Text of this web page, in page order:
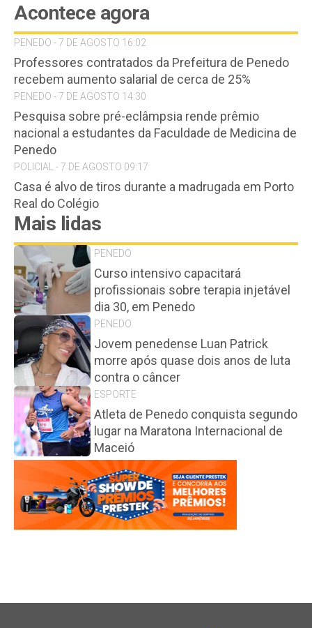
Acontece agora
PENEDO - 7 DE AGOSTO 16:02
Professores contratados da Prefeitura de Penedo
recebem aumento salarial de cerca de 25%
PENEDO - 7 DE AGOSTO 14:30
Pesquisa sobre pré-eclâmpsia rende prêmio
nacional a estudantes da Faculdade de Medicina de
Penedo
POLICIAL - 7 DE AGOSTO 09:17
Casa é alvo de tiros durante a madrugada em Porto
Real do Colégio
Mais lidas
PENEDO
Curso intensivo capacitará
profissionais sobre terapia injetável
dia 30, em Penedo
PENEDO
Jovem penedense Luan Patrick
morre após quase dois anos de luta
contra o câncer
ESPORTE
Atleta de Penedo conquista segundo
lugar na Maratona Internacional de
Maceió